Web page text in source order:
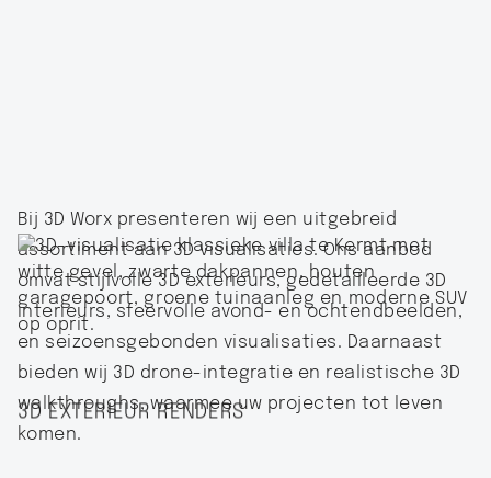
Bij 3D Worx presenteren wij een uitgebreid
assortiment aan 3D visualisaties. Ons aanbod
omvat stijlvolle 3D exterieurs, gedetailleerde 3D
interieurs, sfeervolle avond- en ochtendbeelden,
en seizoensgebonden visualisaties. Daarnaast
bieden wij 3D drone-integratie en realistische 3D
walkthroughs, waarmee uw projecten tot leven
komen.
3D EXTERIEUR RENDERS